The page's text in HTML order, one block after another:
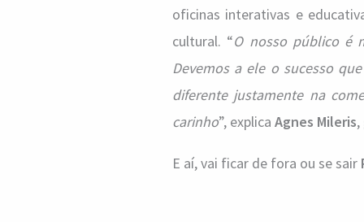
oficinas interativas e
cultural. “O nosso público é
Devemos a ele o sucesso
diferente justamente na
carinho”, explica Agnes Mileris
E aí, vai ficar de fora ou se sair